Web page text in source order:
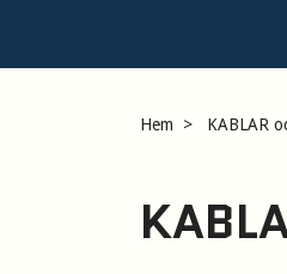
Hem KABLAR